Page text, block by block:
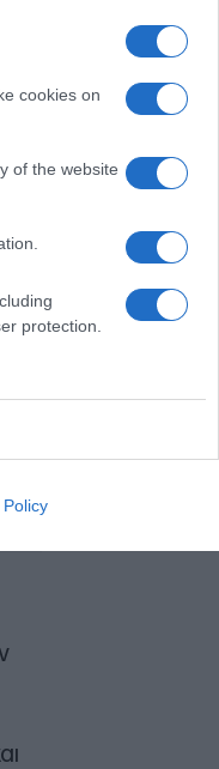
cookies on
of the website
protection.